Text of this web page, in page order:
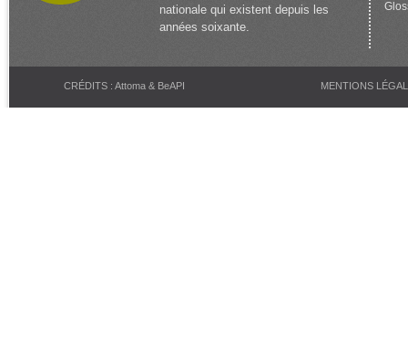
nationale qui existent depuis les
années soixante.
CRÉDITS : Attoma & BeAPI MENTIONS